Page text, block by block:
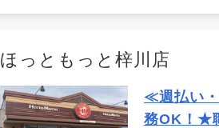
ほっともっと梓川店
≪週払い
務OK！★